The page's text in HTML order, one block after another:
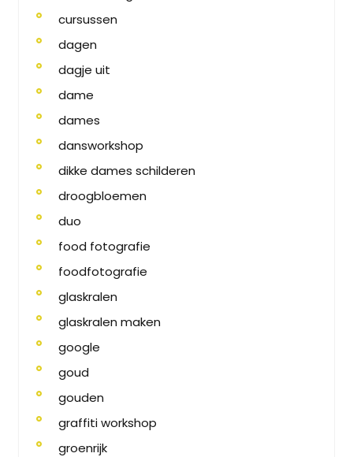
cursussen
dagen
dagje uit
dame
dames
dansworkshop
dikke dames schilderen
droogbloemen
duo
food fotografie
foodfotografie
glaskralen
glaskralen maken
google
goud
gouden
graffiti workshop
groenrijk